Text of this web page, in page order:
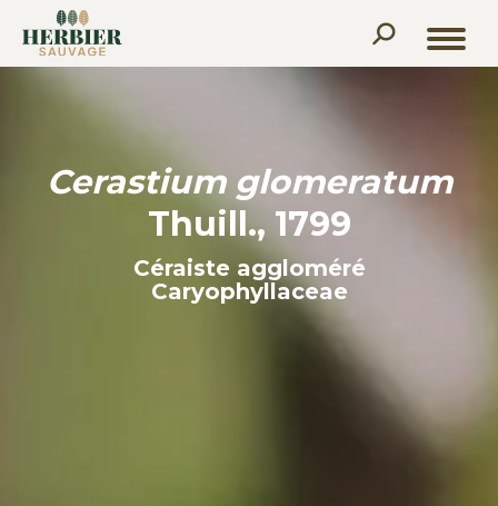
Recherche
:
Cerastium glomeratum
Thuill., 1799
Céraiste aggloméré
Caryophyllaceae